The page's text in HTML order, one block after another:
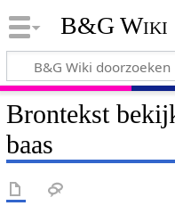
B&G Wiki
Brontekst
baas